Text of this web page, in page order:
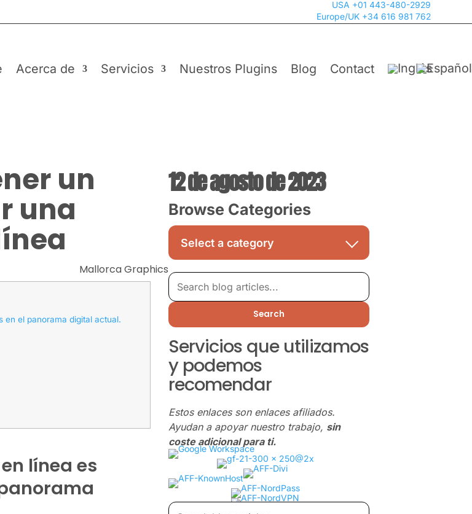
USA +01 443-480-2929
Europe/UK +34 616 981 762
Acerca de Servicios Nuestros Plugins Blog Contact
un
una
Mallorca Graphics
en el panorama digital actual.
línea es
12 de agosto de 2023
Browse Categories
Search
Servicios que utilizamos
y podemos
recomendar
Estos enlaces son enlaces afiliados.
Ayudan a apoyar nuestro trabajo, sin
coste adicional para ti.